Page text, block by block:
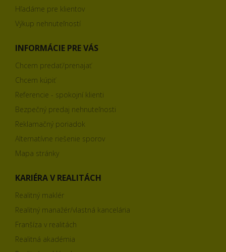
Hľadáme pre klientov
Výkup nehnuteľností
INFORMÁCIE PRE VÁS
Chcem predať/prenajať
Chcem kúpiť
Referencie - spokojní klienti
Bezpečný predaj nehnuteľnosti
Reklamačný poriadok
Alternatívne riešenie sporov
Mapa stránky
KARIÉRA V REALITÁCH
Realitný maklér
Realitný manažér/vlastná kancelária
Franšíza v realitách
Realitná akadémia